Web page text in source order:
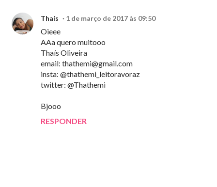
Thaís 1 de março de 2017 às 09:50
Oieee
AAa quero muitooo
Thaís Oliveira
email: thathemi@gmail.com
insta: @thathemi_leitoravoraz
twitter: @Thathemi
Bjooo
RESPONDER